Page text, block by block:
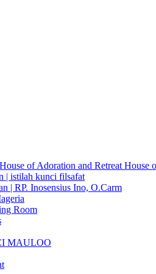
of Adoration and Retreat House
| istilah kunci filsafat
| RP. Inosensius Ino, O.Carm
Room
MAULOO